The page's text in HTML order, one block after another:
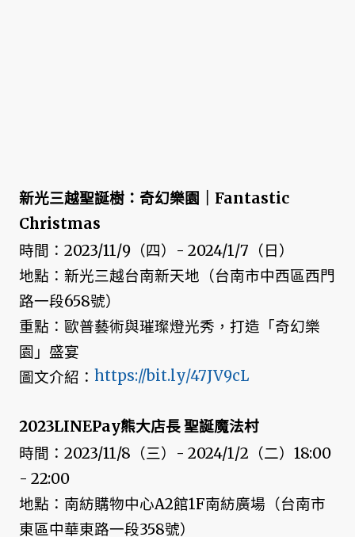
新光三越聖誕樹：奇幻樂園｜Fantastic
Christmas
時間：2023/11/9（四）- 2024/1/7（日）
地點：新光三越台南新天地（台南市中西區西門
路一段658號）
重點：歐普藝術與璀璨燈光秀，打造「奇幻樂
園」盛宴
圖文介紹： https://bit.ly/47JV9cL
2023LINEPay熊大店長 聖誕魔法村
時間：2023/11/8（三）- 2024/1/2（二）18:00
- 22:00
地點：南紡購物中心A2館1F南紡廣場（台南市
東區中華東路一段358號）